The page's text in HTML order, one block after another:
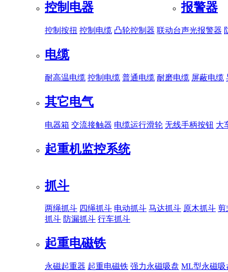
控制电器
控制按扭 控制电缆 凸轮控制器 联动台
报警器
声光报警器
电缆
耐高温电缆 控制电缆 普通电缆 耐磨电缆 屏蔽电缆
其它电气
电器箱 交流接触器 电缆运行滑轮 无线手柄按钮 大
起重机监控系统
抓斗
两绳抓斗 四绳抓斗 电动抓斗 马达抓斗 原木抓斗 剪
抓斗 防漏抓斗 行车抓斗
起重电磁铁
永磁起重器 起重电磁铁 强力永磁吸盘 ML型永磁吸